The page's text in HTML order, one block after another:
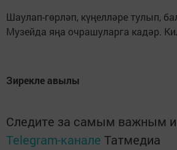
Шау­лап-гөр­ләп, кү­ңел­лә­ре ту­лып,
Му­зей­да яңа оч­ра­шу­лар­га ка­дәр.
Зи­рек­ле авылы
Следите за самым важным
Telegram-канале Татмедиа